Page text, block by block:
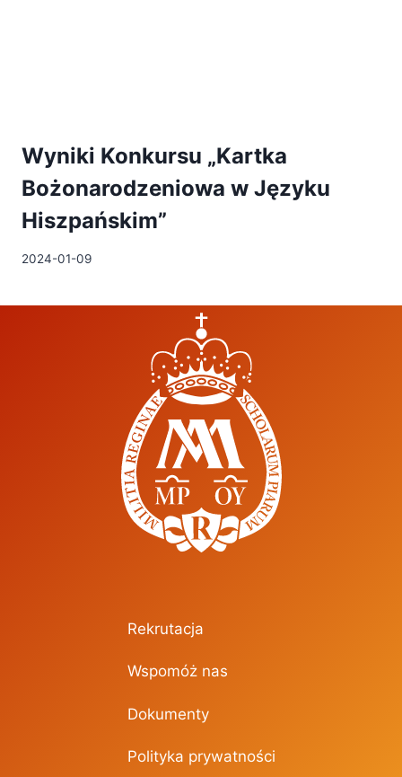
Wyniki Konkursu „Kartka
Bożonarodzeniowa w Języku
Hiszpańskim”
2024-01-09
Rekrutacja
Wspomóż nas
Dokumenty
Polityka prywatności